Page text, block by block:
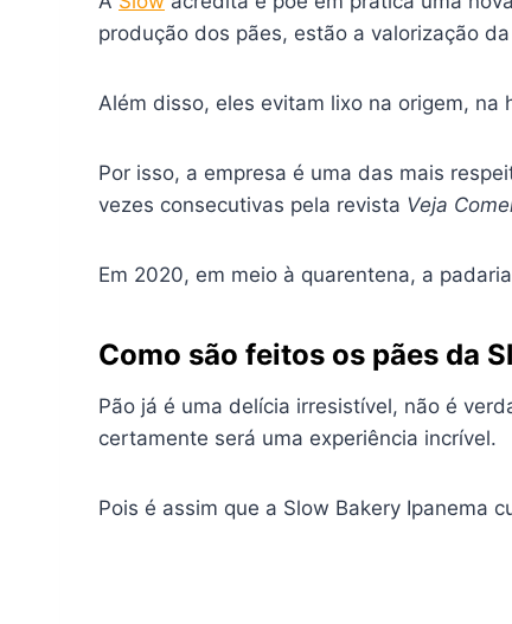
produção dos pães, estão a valorização
Além disso, eles evitam lixo na origem,
Por isso, a empresa é uma das mais
vezes consecutivas pela revista Veja
Em 2020, em meio à quarentena, a
Como são feitos os pães da
Pão já é uma delícia irresistível, não é
certamente será uma experiência incrível.
Pois é assim que a Slow Bakery Ipanema